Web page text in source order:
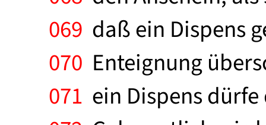
069 daß ein Dispens
070 Enteignung
071 ein Dispens